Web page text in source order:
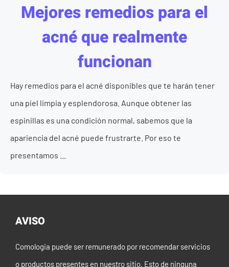
Mejores remedios para el
acné que realmente
funcionan
Hay remedios para el acné disponibles que te harán tener
una piel limpia y esplendorosa. Aunque obtener las
espinillas es una condición normal, sabemos que la
apariencia del acné puede frustrarte. Por eso te
presentamos ...
AVISO
Comologia puede ser remunerado por recomendar servicios
o productos presentes en nuestro sitio. Esto de ninguna